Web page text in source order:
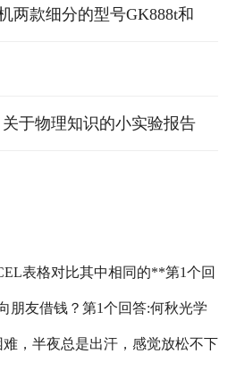
两款细分的型号GK888t和
？
于物理知识的小实验报告
表格对比其中相同的**第1个回
发烧友2012-1
朋友借钱？第1个回答:何秋光学
:江苏知
，半夜总是出汗，感觉放松不下